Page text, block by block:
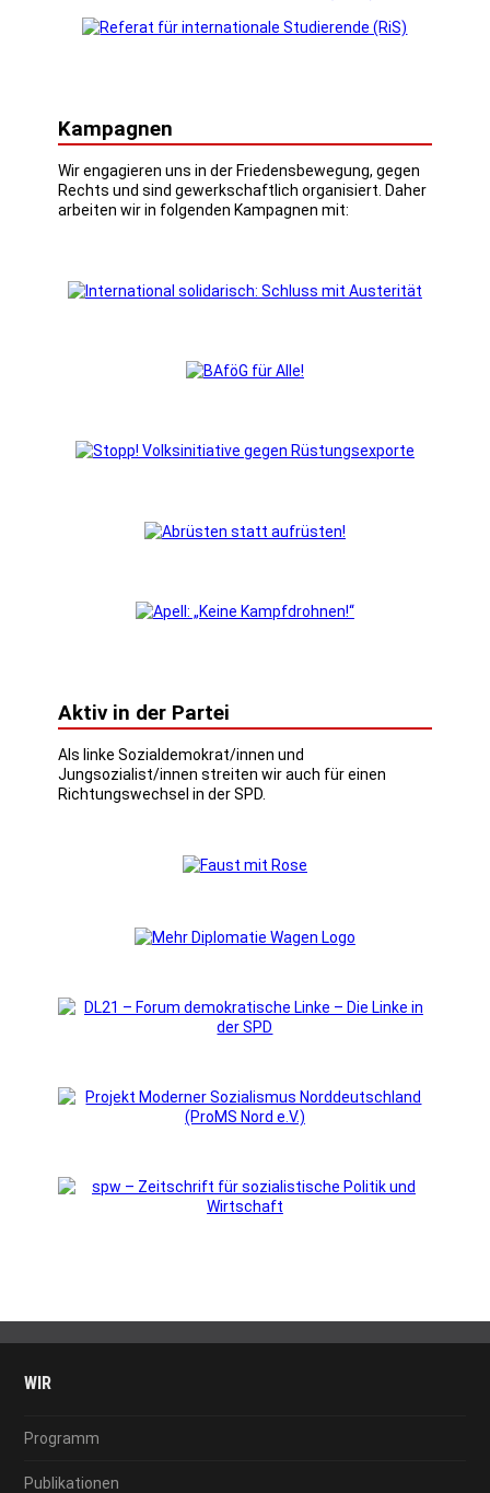
Kampagnen
Wir engagieren uns in der Friedensbewegung, gegen
Rechts und sind gewerkschaftlich organisiert. Daher
arbeiten wir in folgenden Kampagnen mit:
Aktiv in der Partei
Als linke Sozialdemokrat/innen und
Jungsozialist/innen streiten wir auch für einen
Richtungswechsel in der SPD.
WIR
Programm
Publikationen